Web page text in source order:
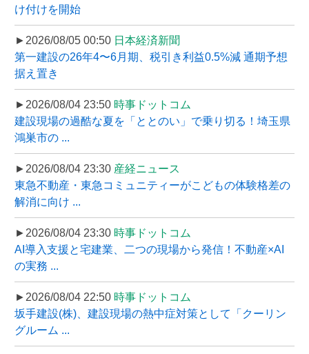
け付けを開始
►2026/08/05 00:50 日本経済新聞
第一建設の26年4〜6月期、税引き利益0.5%減 通期予想
据え置き
►2026/08/04 23:50 時事ドットコム
建設現場の過酷な夏を「ととのい」で乗り切る！埼玉県
鴻巣市の ...
►2026/08/04 23:30 産経ニュース
東急不動産・東急コミュニティーがこどもの体験格差の
解消に向け ...
►2026/08/04 23:30 時事ドットコム
AI導入支援と宅建業、二つの現場から発信！不動産×AI
の実務 ...
►2026/08/04 22:50 時事ドットコム
坂手建設(株)、建設現場の熱中症対策として「クーリン
グルーム ...